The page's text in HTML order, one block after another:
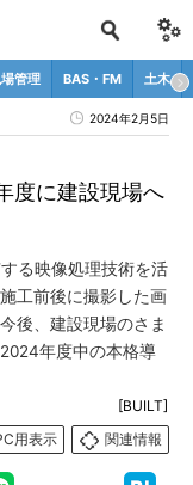
管理 BAS・FM 土木
2024年2月5日
度に建設現場へ
る映像処理技術を活
工前後に撮影した画
後、建設現場のさま
年度中の本格導
[BUILT]
用表示
関連情報